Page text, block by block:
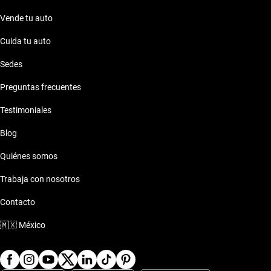
Vende tu auto
Cuida tu auto
Sedes
Preguntas frecuentes
Testimoniales
Blog
Quiénes somos
Trabaja con nosotros
Contacto
🇲🇽 México